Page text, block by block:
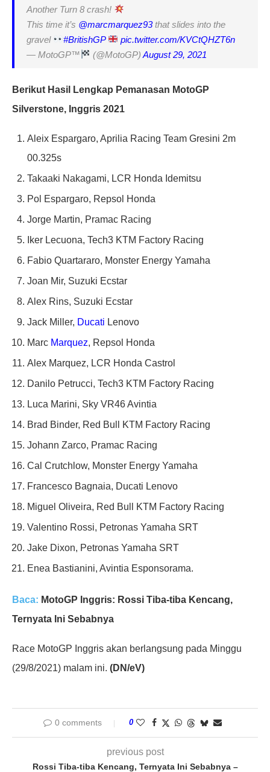
Another Turn 8 crash!
This time it’s @marcmarquez93that slides into the
gravel
#BritishGP
pic.twitter.com/KVCtQHZT6n
— MotoGP™
(@MotoGP)August 29, 2021
Berikut Hasil Lengkap Pemanasan MotoGP
Silverstone, Inggris 2021
Aleix Espargaro, Aprilia Racing Team Gresini 2m
00.325s
Takaaki Nakagami, LCR Honda Idemitsu
Pol Espargaro, Repsol Honda
Jorge Martin, Pramac Racing
Iker Lecuona, Tech3 KTM Factory Racing
Fabio Quartararo, Monster Energy Yamaha
Joan Mir, Suzuki Ecstar
Alex Rins, Suzuki Ecstar
Jack Miller, Ducati Lenovo
Marc Marquez, Repsol Honda
Alex Marquez, LCR Honda Castrol
Danilo Petrucci, Tech3 KTM Factory Racing
Luca Marini, Sky VR46 Avintia
Brad Binder, Red Bull KTM Factory Racing
Johann Zarco, Pramac Racing
Cal Crutchlow, Monster Energy Yamaha
Francesco Bagnaia, Ducati Lenovo
Miguel Oliveira, Red Bull KTM Factory Racing
Valentino Rossi, Petronas Yamaha SRT
Jake Dixon, Petronas Yamaha SRT
Enea Bastianini, Avintia Esponsorama.
Baca: MotoGP Inggris: Rossi Tiba-tiba Kencang,
Ternyata Ini Sebabnya
Race MotoGP Inggris akan berlangsung pada Minggu
(29/8/2021) malam ini. (DN/eV)
0 comments 0
previous post
Rossi Tiba-tiba Kencang, Ternyata Ini Sebabnya –